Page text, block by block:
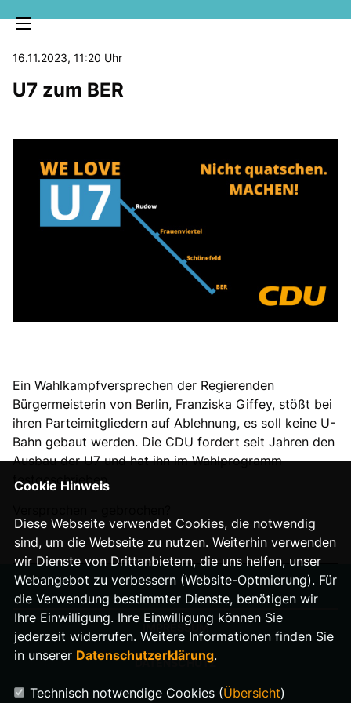
16.11.2023, 11:20 Uhr
U7 zum BER
Ein Wahlkampfversprechen der Regierenden
Bürgermeisterin von Berlin, Franziska Giffey, stößt bei
ihren Parteimitgliedern auf Ablehnung, es soll keine U-
Bahn gebaut werden. Die CDU fordert seit Jahren den
Ausbau der U7 und hat ihn im Wahlprogramm
festgeschrieben.
IMPRESSUM
DATENSCHUTZ
Cookie Hinweis
Diese Webseite verwendet Cookies, die notwendig
sind, um die Webseite zu nutzen. Weiterhin verwenden
wir Dienste von Drittanbietern, die uns helfen, unser
Webangebot zu verbessern (Website-Optmierung). Für
die Verwendung bestimmter Dienste, benötigen wir
Ihre Einwilligung. Ihre Einwilligung können Sie
jederzeit widerrufen. Weitere Informationen finden Sie
in unserer Datenschutzerklärung.
Technisch notwendige Cookies (Übersicht)